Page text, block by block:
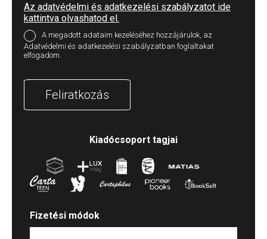
Az adatvédelmi és adatkezelési szabályzatot ide
kattintva olvashatod el.
A megadott adataim kezeléséhez hozzájárulok, az
Adatvédelmi és adatkezelési szabályzatban foglaltakat
elfogadom.
Feliratkozás
Kiadócsoport tagjai
Fizetési módok